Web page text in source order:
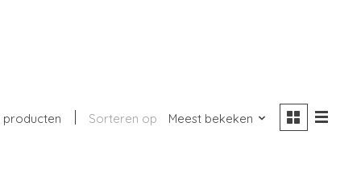
producten Sorteren op Meest bekeken